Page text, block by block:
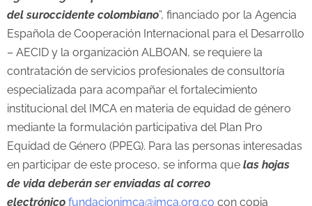
del suroccidente colombiano”, financiado por la Agencia
Española de Cooperación Internacional para el Desarrollo
– AECID y la organización ALBOAN, se requiere la
contratación de servicios profesionales de consultoría
especializada para acompañar el fortalecimiento
institucional del IMCA en materia de equidad de género
mediante la formulación participativa del Plan Pro
Equidad de Género (PPEG). Para las personas interesadas
en participar de este proceso, se informa que las hojas
de vida deberán ser enviadas al correo
electrónico fundacionimca@imca.org.co con copia